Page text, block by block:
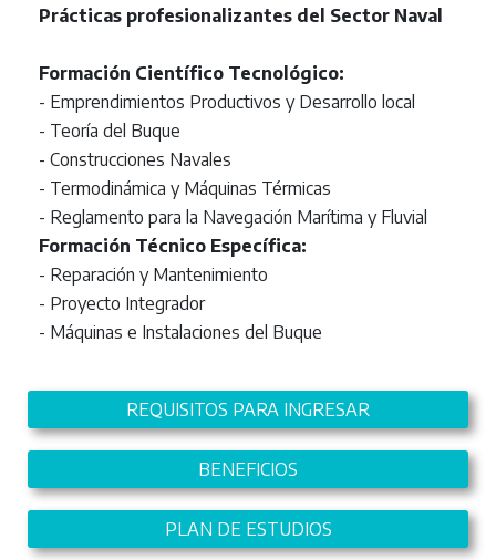
Prácticas profesionalizantes del Sector Naval
Formación Científico Tecnológico:
- Emprendimientos Productivos y Desarrollo local
- Teoría del Buque
- Construcciones Navales
- Termodinámica y Máquinas Térmicas
- Reglamento para la Navegación Marítima y Fluvial
Formación Técnico Específica:
- Reparación y Mantenimiento
- Proyecto Integrador
- Máquinas e Instalaciones del Buque
REQUISITOS PARA INGRESAR
BENEFICIOS
PLAN DE ESTUDIOS